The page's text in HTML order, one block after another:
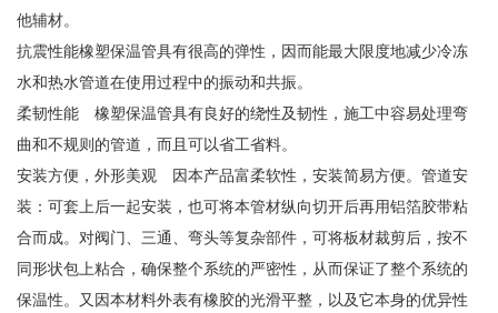
他辅材。
抗震性能橡塑保温管具有很高的弹性，因而能最大限度地减少冷冻
水和热水管道在使用过程中的振动和共振。
柔韧性能 橡塑保温管具有良好的绕性及韧性，施工中容易处理弯
曲和不规则的管道，而且可以省工省料。
安装方便，外形美观 因本产品富柔软性，安装简易方便。管道安
装：可套上后一起安装，也可将本管材纵向切开后再用铝箔胶带粘
合而成。对阀门、三通、弯头等复杂部件，可将板材裁剪后，按不
同形状包上粘合，确保整个系统的严密性，从而保证了整个系统的
保温性。又因本材料外表有橡胶的光滑平整，以及它本身的优异性